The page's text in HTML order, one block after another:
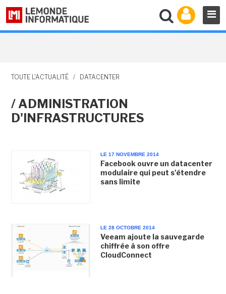
TOUTE L'ACTUALITÉ / DATACENTER
/ ADMINISTRATION
D'INFRASTRUCTURES
LE 17 NOVEMBRE 2014
Facebook ouvre un datacenter
modulaire qui peut s'étendre
sans limite
LE 28 OCTOBRE 2014
Veeam ajoute la sauvegarde
chiffrée à son offre
CloudConnect